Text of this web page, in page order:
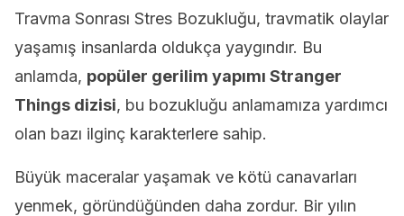
Travma Sonrası Stres Bozukluğu, travmatik olaylar
yaşamış insanlarda oldukça yaygındır. Bu
anlamda, popüler gerilim yapımı Stranger
Things dizisi, bu bozukluğu anlamamıza yardımcı
olan bazı ilginç karakterlere sahip.
Büyük maceralar yaşamak ve kötü canavarları
yenmek, göründüğünden daha zordur. Bir yılın